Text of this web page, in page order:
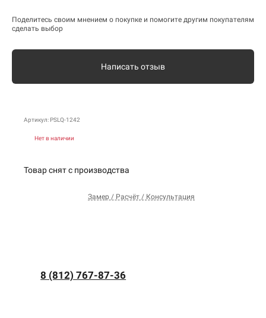
Поделитесь своим мнением о покупке и помогите другим покупателям
сделать выбор
Написать отзыв
Артикул: PSLQ-1242
Нет в наличии
Товар снят с производства
Замер / Расчёт / Консультация
8 (812) 767-87-36